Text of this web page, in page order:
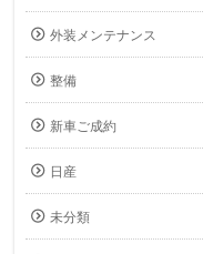
外装メンテナンス
整備
新車ご成約
日産
未分類